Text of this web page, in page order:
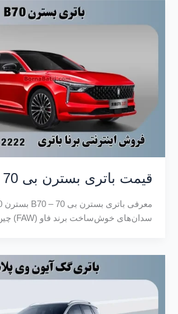
قیمت باتری بسترن بی 70 – B70
سدان‌های خوش‌ساخت برند فاو (FAW) چین است که به